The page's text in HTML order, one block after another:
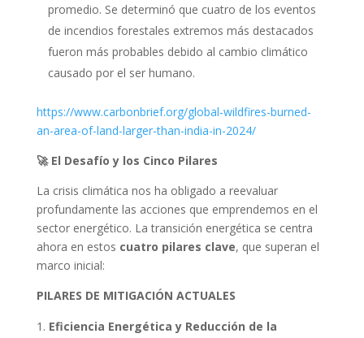
promedio. Se determinó que cuatro de los eventos
de incendios forestales extremos más destacados
fueron más probables debido al cambio climático
causado por el ser humano.
https://www.carbonbrief.org/global-wildfires-burned-
an-area-of-land-larger-than-india-in-2024/
🚀 El Desafío y los Cinco Pilares
La crisis climática nos ha obligado a reevaluar
profundamente las acciones que emprendemos en el
sector energético. La transición energética se centra
ahora en estos cuatro pilares clave, que superan el
marco inicial:
PILARES DE MITIGACIÓN ACTUALES
Eficiencia Energética y Reducción de la